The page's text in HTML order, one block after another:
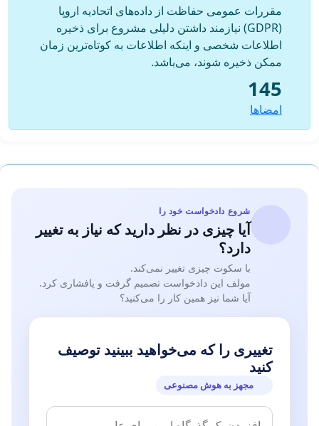
صورت پیمانی
د)عدم اطلاع رسانی از جانب وزارت آموزش و پرورش و دانشگاه
فرهنگیان به دانشجو معلمان ورودی جدید از شرایط وضعیت
خدمت پیمانی در موقع ثبت نام ودر دفترچه انتخاب رشته
و)با توجه به اینکه وزیر محترم آموزش و پرورش یکی از دلایل
پیمانی شدن را عدم دیون شدن حقوق دانشجویان دانسته و ابتدا
ماه یا اردیبهشت ماه حکم رسمی-آزمایشی زده می‌شود، با نامه
ه)جذب هر ساله دانشجو معلمان در دانشگاه فرهنگیان ابتدا در
طول تحصیل به صورت رسمی-آزمایشی و سپس بلافاصله بعد از
فارغ التحصیلی به صورت رسمی-قطعی بوده لذا بخشنامه جدید با
جذب در ادوار گذشته دانشگاه در تناقض می باشد
لذا با عنایت به عرایض فوق الذکر واینکه متاسفانه مسئولین
وزارت آموزش و پرورش دقیقا در آستانه جشن چهلمین سالروز
پیروزی انقلاب اسلامی مبادرت به اجرا و اقامه ی این رفتار غیر
قانونی و متناقض با حقوق قانونی به شرحی که گذشت نموده اند.
از حضرتعالی استدعای عاجزانه داریم و امر فرمایید نسبت به
توقف استخدام پیمانی 24000 دانشجو معلم اقدام عاجل به عمل
مقررات عمومی حفاظت از داده‌های اتحادیه اروپا
(GDPR) نیازمند داشتن دلیلی مشروع برای ذخیره
اطلاعات شخصی و اینکه اطلاعات به کوتاه‌ترین زمان
ممکن ذخیره شوند، می‌باشد.
145
امضاها
شروع دادخواست خود را
آیا چیزی در نظر دارید که نیاز به تغییر
دارد؟
با سکوت چیزی تغییر نمی‌کند.
مولف این دادخواست تصمیم گرفت و پافشاری کرد.
آیا شما نیز همین کار را می‌کنید؟
تغییری را که می‌خواهید ببینید توصیف
کنید
مجهز به هوش مصنوعی